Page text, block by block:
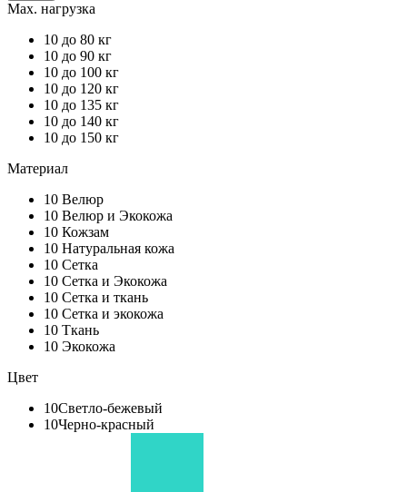
Max. нагрузка
10 до 80 кг
10 до 90 кг
10 до 100 кг
10 до 120 кг
10 до 135 кг
10 до 140 кг
10 до 150 кг
Материал
10 Велюр
10 Велюр и Экокожа
10 Кожзам
10 Натуральная кожа
10 Сетка
10 Сетка и Экокожа
10 Сетка и ткань
10 Сетка и экокожа
10 Ткань
10 Экокожа
Цвет
10Светло-бежевый
10Черно-красный